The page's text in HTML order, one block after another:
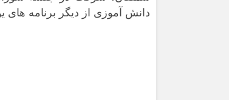
دانش آموزی از دیگر برنامه